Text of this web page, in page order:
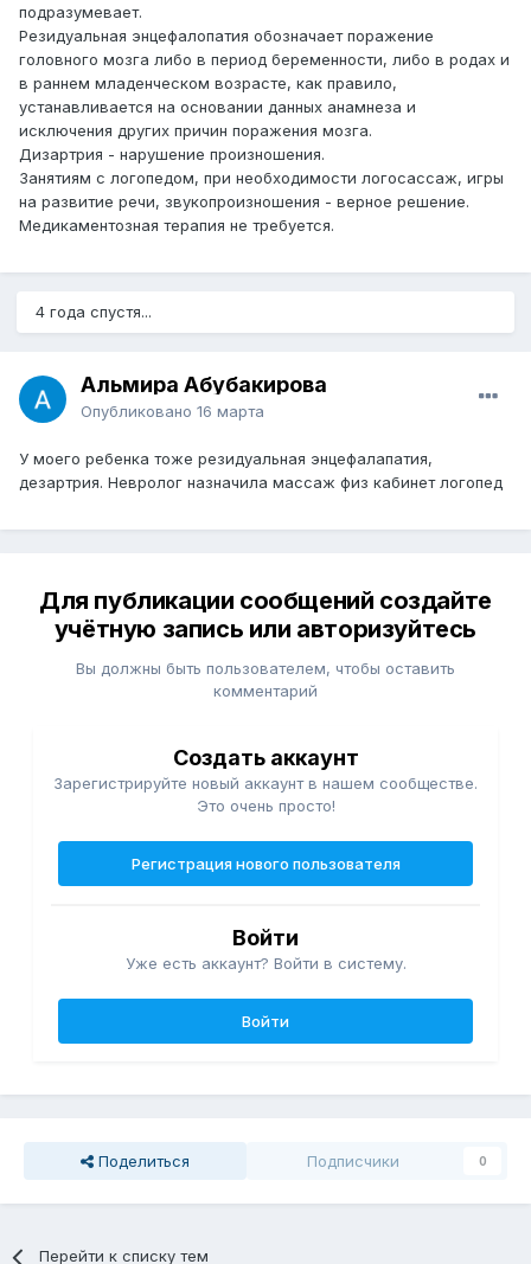
подразумевает.
Резидуальная энцефалопатия обозначает поражение
головного мозга либо в период беременности, либо в родах и
в раннем младенческом возрасте, как правило,
устанавливается на основании данных анамнеза и
исключения других причин поражения мозга.
Дизартрия - нарушение произношения.
Занятиям с логопедом, при необходимости логосассаж, игры
на развитие речи, звукопроизношения - верное решение.
Медикаментозная терапия не требуется.
4 года спустя...
Альмира Абубакирова
Опубликовано 16 марта
У моего ребенка тоже резидуальная энцефалапатия,
дезартрия. Невролог назначила массаж физ кабинет логопед
Для публикации сообщений создайте
учётную запись или авторизуйтесь
Вы должны быть пользователем, чтобы оставить
комментарий
Создать аккаунт
Зарегистрируйте новый аккаунт в нашем сообществе.
Это очень просто!
Регистрация нового пользователя
Войти
Уже есть аккаунт? Войти в систему.
Войти
Поделиться Подписчики 0
Перейти к списку тем